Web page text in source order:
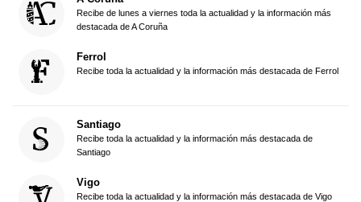
Recibe de lunes a viernes toda la actualidad y la información más
destacada de A Coruña
Ferrol
Recibe toda la actualidad y la información más destacada de Ferrol
Santiago
Recibe toda la actualidad y la información más destacada de
Santiago
Vigo
Recibe toda la actualidad y la información más destacada de Vigo